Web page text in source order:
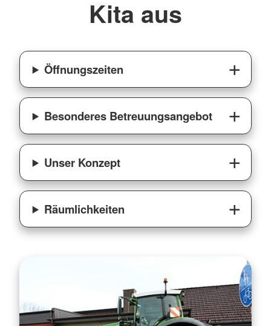
Kita aus
Öffnungszeiten
Besonderes Betreuungsangebot
Unser Konzept
Räumlichkeiten